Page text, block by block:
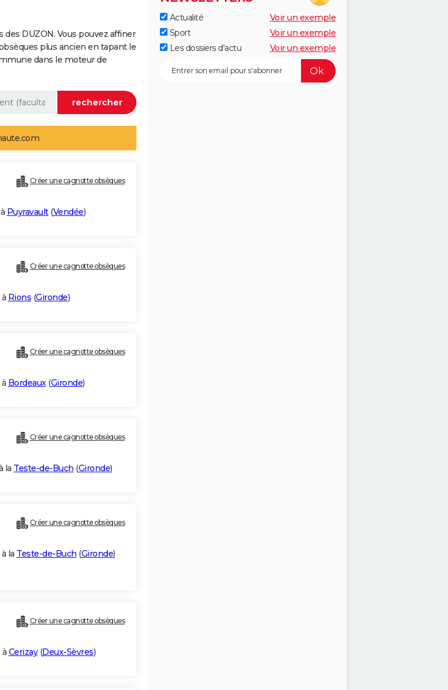
DUZON. Vous pouvez affiner
plus ancien en tapant le
dans le moteur de
Créer une cagnotte obsèques
Puyravault(Vendée)
Créer une cagnotte obsèques
Rions (Gironde)
Créer une cagnotte obsèques
Bordeaux(Gironde)
Créer une cagnotte obsèques
la Teste-de-Buch (Gironde)
Créer une cagnotte obsèques
la Teste-de-Buch (Gironde)
Créer une cagnotte obsèques
Cerizay(Deux-Sèvres)
Actualité
Voir un exemple
Sport
Voir un exemple
Les dossiers d'actu
Voir un exemple